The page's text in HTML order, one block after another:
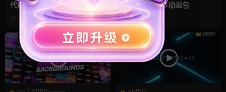
代码数据动态背景
2024-11-17
市建筑图形MG动画包
2024-11-08